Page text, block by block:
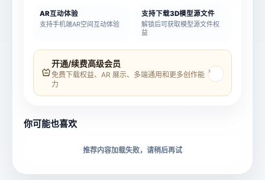
模型名称
材质贴图
AR互动体验
支持手机端AR空间互动体验
支持下载3D模型源文件
解锁后可获取模型源文件权
益
开通/续费高级会员
免费下载权益、AR 展示、多端通用和更多创作能
力
›
你可能也喜欢
推荐内容加载失败，请稍后再试